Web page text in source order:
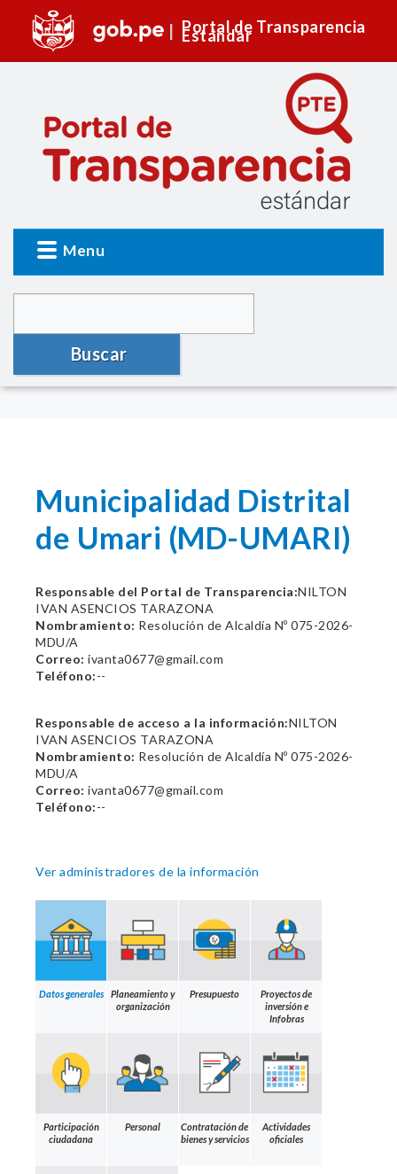
Portal de Transparencia
Estándar
Menu
Buscar
Municipalidad Distrital
de Umari (MD-UMARI)
Responsable del Portal de Transparencia:NILTON
IVAN ASENCIOS TARAZONA
Nombramiento: Resolución de Alcaldía Nº 075-2026-
MDU/A
Correo: ivanta0677@gmail.com
Teléfono:--
Responsable de acceso a la información:NILTON
IVAN ASENCIOS TARAZONA
Nombramiento: Resolución de Alcaldía Nº 075-2026-
MDU/A
Correo: ivanta0677@gmail.com
Teléfono:--
Ver administradores de la información
Datos generales
Planeamiento y
organización
Presupuesto
Proyectos de
inversión e
Infobras
Participación
ciudadana
Personal
Contratación de
bienes y servicios
Actividades
oficiales